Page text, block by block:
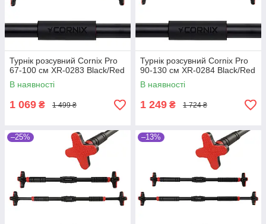
Турнік розсувний Cornix Pro
67-100 см XR-0283 Black/Red
В наявності
1 069 ₴ 1 499 ₴
Турнік розсувний Cornix Pro
90-130 см XR-0284 Black/Red
В наявності
1 249 ₴ 1 724 ₴
–25% –13%